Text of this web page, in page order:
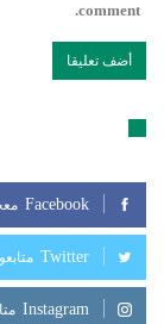
comment.
Facebook
Twitter
Instagram